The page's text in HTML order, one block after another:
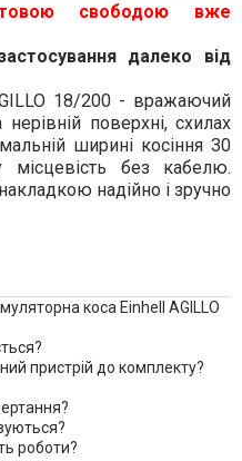
свободою вже
далеко від
18/200 - вражаючий
поверхні, схилах
ширині косіння 30
без кабелю.
надійно і зручно
коса Einhell AGILLO
пристрій до комплекту?
роботи?